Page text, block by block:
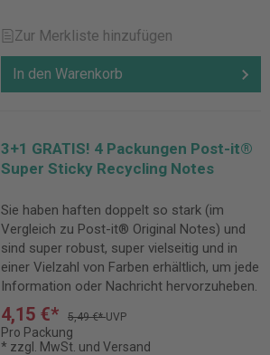
Zur Merkliste hinzufügen
In den Warenkorb
3+1 GRATIS! 4 Packungen Post-it®
Super Sticky Recycling Notes
Sie haben haften doppelt so stark (im
Vergleich zu Post-it® Original Notes) und
sind super robust, super vielseitig und in
einer Vielzahl von Farben erhältlich, um jede
Information oder Nachricht hervorzuheben.
4,15 €* 5,49 €*UVP
Pro Packung
* zzgl. MwSt. und Versand